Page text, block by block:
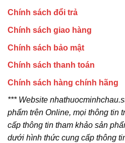
Chính sách đổi trả
Chính sách giao hàng
Chính sách bảo mật
Chính sách thanh toán
Chính sách hàng chính hãng
*** Website
phẩm trên Online, mọi thông tin
cấp thông tin tham khảo sản
dưới hình thức cung cấp thông